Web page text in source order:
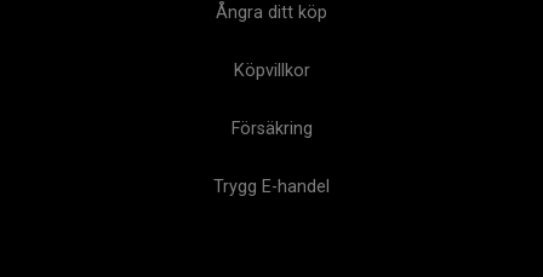
Ångra ditt köp
Köpvillkor
Försäkring
Trygg E-handel